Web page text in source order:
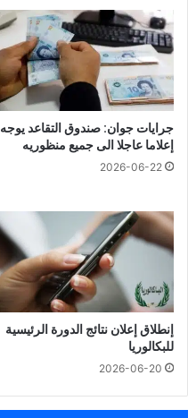
جرايات جوان: صندوق التقاعد يوجه
إعلاما عاجلا الى جميع منظوريه
2026-06-22
إنطلاق إعلان نتائج الدورة الرئيسية
للبكالوريا
2026-06-20